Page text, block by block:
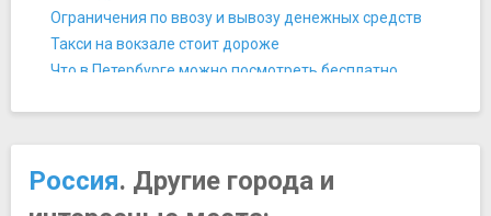
Синий мост
Музеи
Ботанический сад Петра Великого
войск и войск связи
Государственный мемориальный музей А. В. Суворова
Государственный мемориальный музей обороны и
блокады Ленинграда
Ограничения по ввозу и вывозу денежных средств
Такси на вокзале стоит дороже
Что в Петербурге можно посмотреть бесплатно
20 причин посетить Петербург
Как сойти за Аборигена
Официальные символы Санкт-Петербурга
Россия. Другие города и